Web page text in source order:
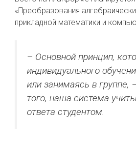
«Преобразования
прикладной математики и
– Основной принцип,
индивидуального
или занимаясь в группе,
того, наша система
ответа студентом.